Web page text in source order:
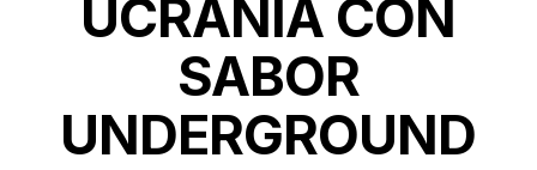
UCRANIA CON
SABOR
UNDERGROUND